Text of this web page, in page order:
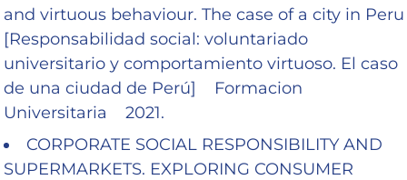
and virtuous behaviour. The case of a city in Peru
[Responsabilidad social: voluntariado
universitario y comportamiento virtuoso. El caso
de una ciudad de Perú] Formacion
Universitaria 2021.
CORPORATE SOCIAL RESPONSIBILITY AND
SUPERMARKETS. EXPLORING CONSUMER